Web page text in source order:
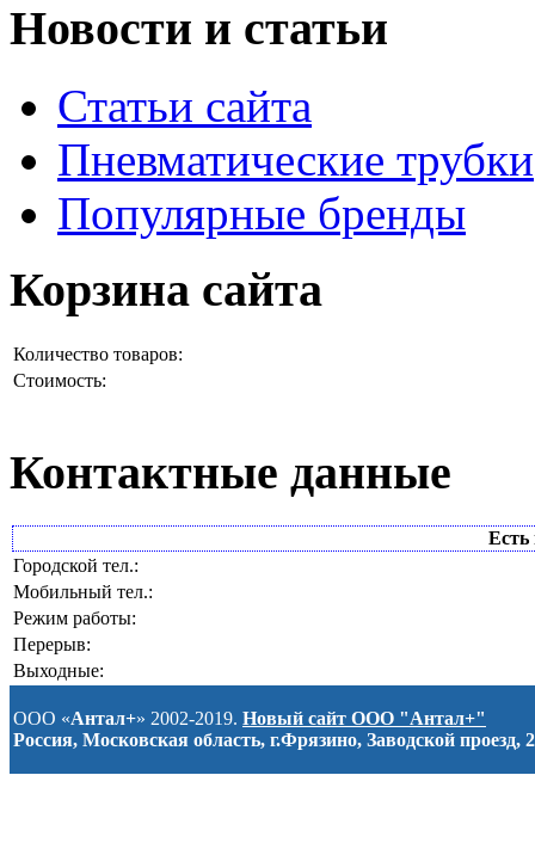
Новости и статьи
Статьи сайта
Пневматические трубки
Популярные бренды
Корзина сайта
Количество товаров:
Стоимость:
Контактные данные
Есть
Городской тел.:
Мобильный тел.:
Режим работы:
Перерыв:
Выходные:
ООО «Антал+» 2002-2019. Новый сайт ООО "Антал+"
Россия, Московская область, г.Фрязино, Заводской проезд, 2